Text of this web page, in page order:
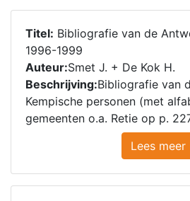
Titel: Bibliografie van de
1996-1999
Auteur:Smet J. + De Kok H.
Beschrijving:Bibliografie van
Kempische personen (met
gemeenten o.a. Retie op p.
Lees meer